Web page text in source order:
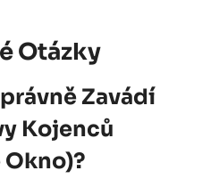
Otázky
Zavádí
Kojenců